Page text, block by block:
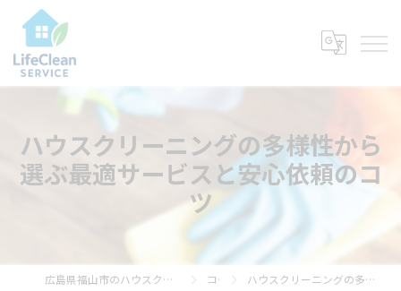
ハウスクリーニングの多様性から
選ぶ最適サービスと安心依頼のコ
ツ
広島県福山市のハウスクリーニングならライフ・クリーン・サービス コラム ハウスクリーニングの多様性から選ぶ最適サービスと安心依頼のコツ